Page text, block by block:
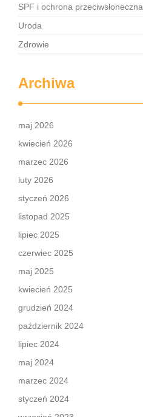
SPF i ochrona przeciwsłoneczna
Uroda
Zdrowie
Archiwa
maj 2026
kwiecień 2026
marzec 2026
luty 2026
styczeń 2026
listopad 2025
lipiec 2025
czerwiec 2025
maj 2025
kwiecień 2025
grudzień 2024
październik 2024
lipiec 2024
maj 2024
marzec 2024
styczeń 2024